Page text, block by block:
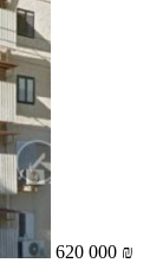
620 000 ₪